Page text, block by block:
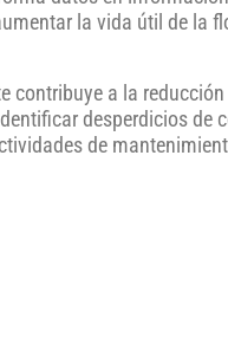
la vida útil de la
contribuye a la
desperdicios de
de